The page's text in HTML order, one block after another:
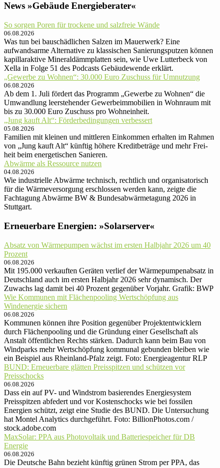
News »Gebäude Energieberater«
So sorgen Poren für trockene und salzfreie Wände
06.08.2026
Was tun bei bauschädlichen Salzen im Mauerwerk? Eine
aufwandsarme Alternative zu klassischen Sanierungsputzen können
kapillaraktive Mineraldämmplatten sein, wie Uwe Lutterbeck von
Xella in Folge 51 des Podcasts Gebäudewende erklärt.
„Gewerbe zu Wohnen“: 30.000 Euro Zu­schuss für Um­nut­zung
06.08.2026
Ab dem 1. Juli fördert das Programm „Gewerbe zu Wohnen“ die
Umwandlung leerstehender Gewerbeimmobilien in Wohnraum mit
bis zu 30.000 Euro Zuschuss pro Wohneinheit.
„Jung kauft Alt“: Förder­be­din­gun­gen ver­bessert
05.08.2026
Familien mit kleinen und mittle­ren Ein­kom­men er­hal­ten im Rah­men
von „Jung kauft Alt“ künftig höhere Kredit­be­träge und mehr Frei­
heit beim ener­ge­ti­schen Sanieren.
Abwärme als Ressource nutzen
04.08.2026
Wie industrielle Abwärme technisch, rechtlich und organisatorisch
für die Wärmeversorgung erschlossen werden kann, zeigte die
Fachtagung Abwärme BW & Bundesabwärmetagung 2026 in
Stuttgart.
Erneuerbare Energien: »Solarserver«
Absatz von Wärmepumpen wächst im ersten Halbjahr 2026 um 40
Prozent
06.08.2026
Mit 195.000 verkauften Geräten verlief der Wärmepumpenabsatz in
Deutschland auch im ersten Halbjahr 2026 sehr dynamisch. Der
Zuwachs lag damit bei 40 Prozent gegenüber Vorjahr. Grafik: BWP
Wie Kommunen mit Flächenpooling Wertschöpfung aus
Windenergie sichern
06.08.2026
Kommunen können ihre Position gegenüber Projektentwicklern
durch Flächenpooling und die Gründung einer Gesellschaft als
Anstalt öffentlichen Rechts stärken. Dadurch kann beim Bau von
Windparks mehr Wertschöpfung kommunal gebunden bleiben wie
ein Beispiel aus Rheinland-Pfalz zeigt. Foto: Energieagentur RLP
BUND: Erneuerbare glätten Preisspitzen und schützen vor
Preisschocks
06.08.2026
Dass ein auf PV- und Windstrom basierendes Energiesystem
Preisspitzen abfedert und vor Kostenschocks wie bei fossilen
Energien schützt, zeigt eine Studie des BUND. Die Untersuchung
hat Montel Analytics durchgeführt. Foto: BillionPhotos.com /
stock.adobe.com
MaxSolar: PPA aus Photovoltaik und Batteriespeicher für DB
Energie
06.08.2026
Die Deutsche Bahn bezieht künftig grünen Strom per PPA, das